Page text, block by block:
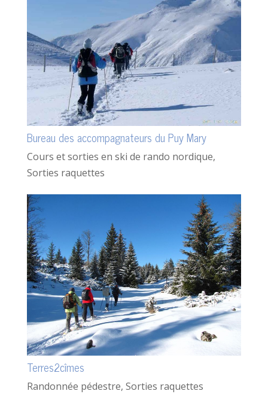
Bureau des accompagnateurs du Puy Mary
Cours et sorties en ski de rando nordique,
Sorties raquettes
Terres2cîmes
Randonnée pédestre, Sorties raquettes